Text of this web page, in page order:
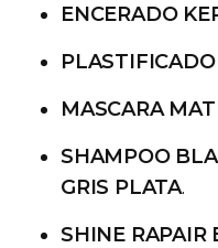
ENCERADO
MASCARA
SHAMPOO
GRIS PLATA.
SHINE RAPAIR